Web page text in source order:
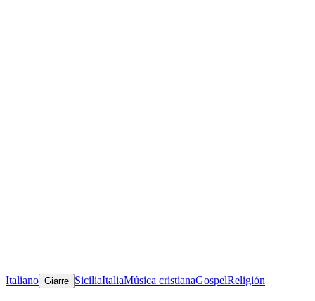
Italiano Giarre SiciliaItaliaMúsica cristianaGospelReligión